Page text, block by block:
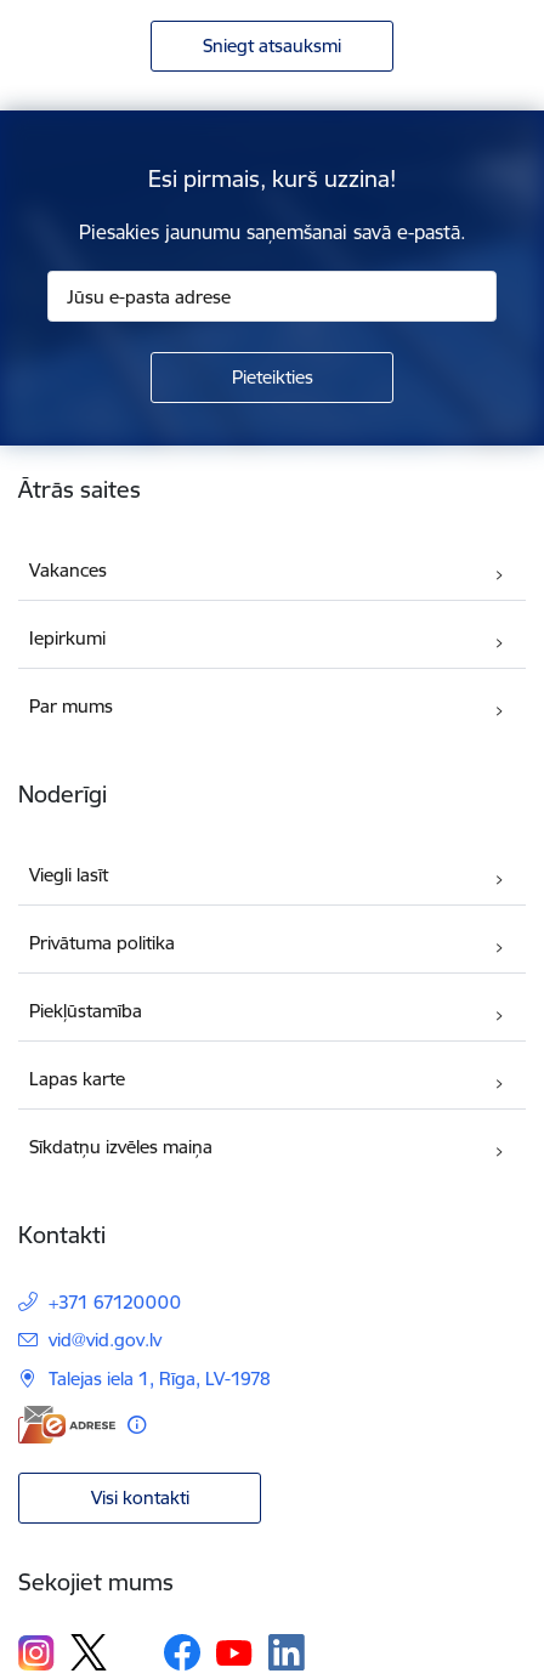
Sniegt atsauksmi
Esi pirmais, kurš uzzina!
Piesakies jaunumu saņemšanai savā e-pastā.
Kājene
Ātrās saites
Vakances
Iepirkumi
Par mums
Noderīgi
Viegli lasīt
Privātuma politika
Piekļūstamība
Lapas karte
Sīkdatņu izvēles maiņa
Kontakti
+371 67120000
E-pasts:
vid@vid.gov.lv
Talejas iela 1, Rīga, LV-1978
Visi kontakti
Sekojiet mums